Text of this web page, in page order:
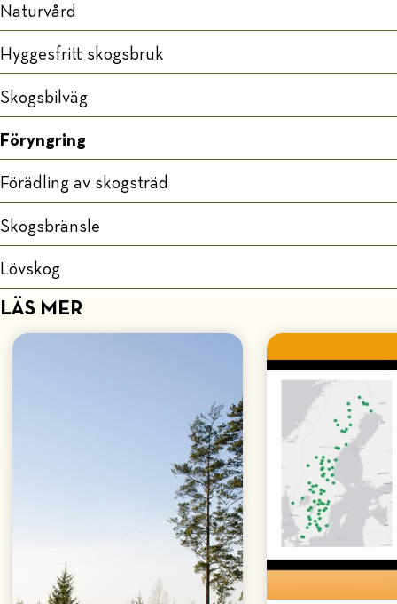
Naturvård
Hyggesfritt skogsbruk
Skogsbilväg
Föryngring
Förädling av skogsträd
Skogsbränsle
Lövskog
LÄS MER